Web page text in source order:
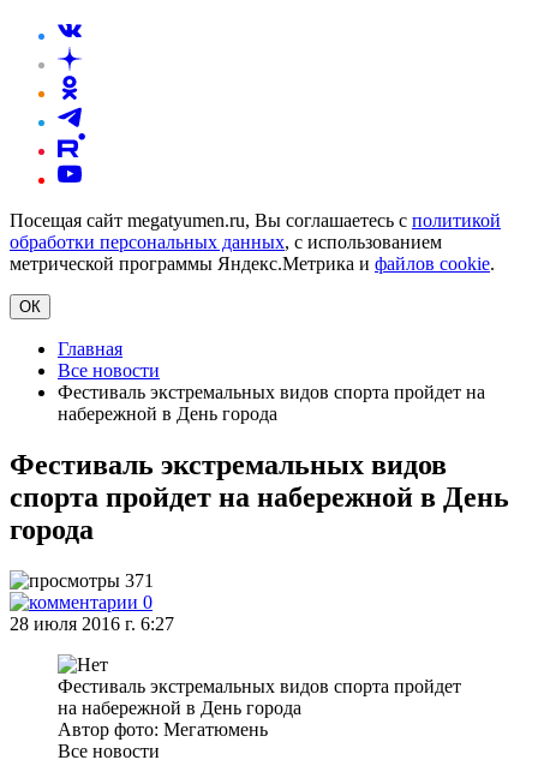
Посещая сайт megatyumen.ru, Вы соглашаетесь с политикой
обработки персональных данных, с использованием
метрической программы Яндекс.Метрика и файлов cookie.
ОК
Главная
Все новости
Фестиваль экстремальных видов спорта пройдет на
набережной в День города
Фестиваль экстремальных видов
спорта пройдет на набережной в День
города
371
0
28 июля 2016 г. 6:27
Фестиваль экстремальных видов спорта пройдет
на набережной в День города
Автор фото: Мегатюмень
Все новости